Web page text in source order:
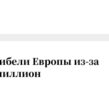
Европы из-за